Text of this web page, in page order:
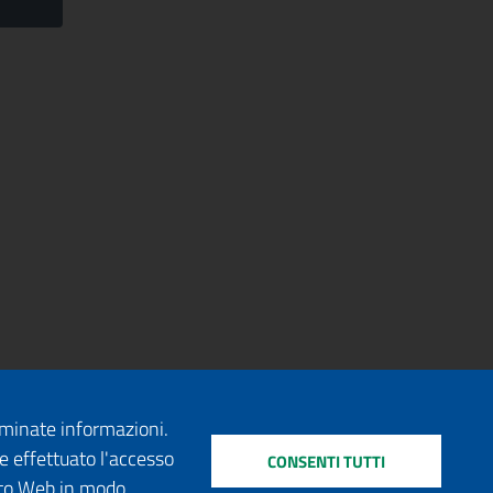
informazioni.
effettuato l'accesso
CONSENTI TUTTI